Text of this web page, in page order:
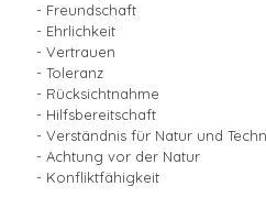
- Freundschaft
- Ehrlichkeit
- Vertrauen
- Toleranz
- Rücksichtnahme
- Hilfsbereitschaft
- Verständnis für Natur und
- Achtung vor der Natur
- Konfliktfähigkeit